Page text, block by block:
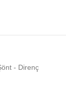
- Direnç